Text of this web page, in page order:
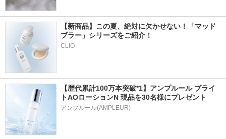
【新商品】この夏、絶対に欠かせない！「マッド
ブラー」シリーズをご紹介！
CLIO
【歴代累計100万本突破*1】アンプルール ブライ
トAOローションN 現品を30名様にプレゼント
アンプルール(AMPLEUR)